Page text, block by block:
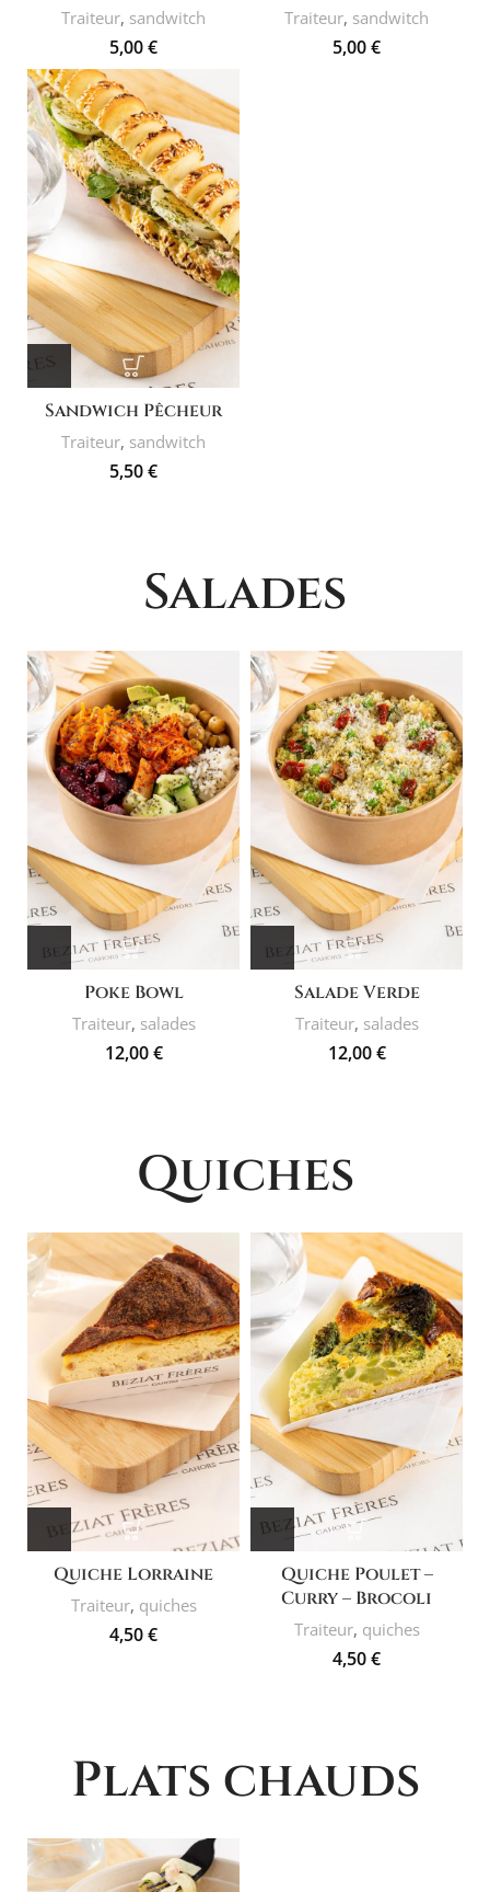
Traiteur, sandwitch
5,00€
Traiteur, sandwitch
5,00€
Sandwich Pêcheur
Traiteur, sandwitch
5,50€
Salades
Poke Bowl
Traiteur, salades
12,00€
Salade Verde
Traiteur, salades
12,00€
Quiches
Quiche Lorraine
Traiteur, quiches
4,50€
Quiche Poulet –
Curry – Brocoli
Traiteur, quiches
4,50€
Plats chauds